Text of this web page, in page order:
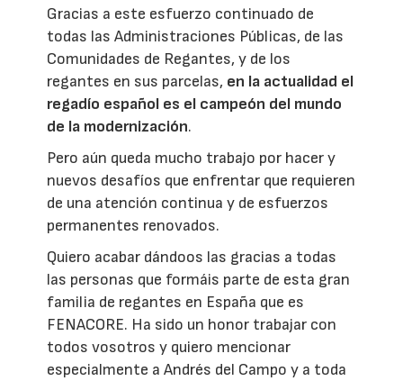
Gracias a este esfuerzo continuado de
todas las Administraciones Públicas, de las
Comunidades de Regantes, y de los
regantes en sus parcelas, en la actualidad el
regadío español es el campeón del mundo
de la modernización.
Pero aún queda mucho trabajo por hacer y
nuevos desafíos que enfrentar que requieren
de una atención continua y de esfuerzos
permanentes renovados.
Quiero acabar dándoos las gracias a todas
las personas que formáis parte de esta gran
familia de regantes en España que es
FENACORE. Ha sido un honor trabajar con
todos vosotros y quiero mencionar
especialmente a Andrés del Campo y a toda